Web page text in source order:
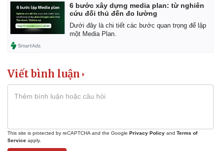
6 bước xây dựng media plan: từ nghiên
cứu đối thủ đến đo lường
Dưới đây là chi tiết các bước quan trọng để lập
một Media Plan.
Viết bình luận
This site is protected by reCAPTCHA and the Google Privacy Policy and Terms of
Service apply.